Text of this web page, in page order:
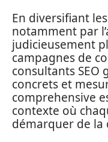
En diversifiant
notamment par
judicieusement
campagnes de
consultants SEO
concrets et
comprehensive
contexte où
démarquer de la